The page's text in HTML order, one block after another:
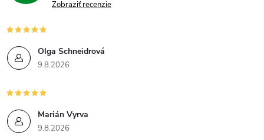
Zobraziť recenzie
Olga Schneidrová
9.8.2026
Marián Vyrva
9.8.2026